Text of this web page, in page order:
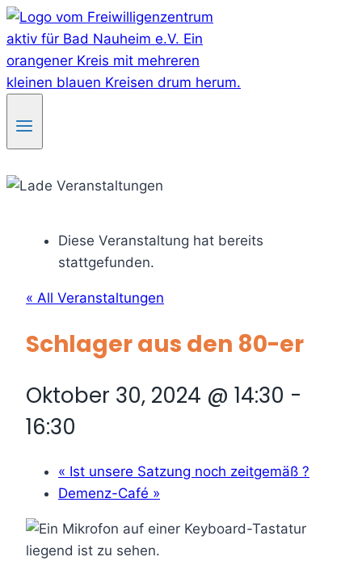
Skip
to
content
Diese Veranstaltung hat bereits
stattgefunden.
« All Veranstaltungen
Schlager aus den 80-er
Oktober 30, 2024 @ 14:30 -
16:30
« Ist unsere Satzung noch zeitgemäß ?
Demenz-Café »